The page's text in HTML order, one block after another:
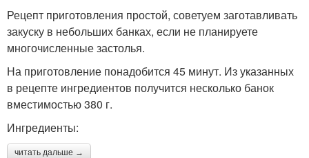
Рецепт приготовления простой, советуем заготавливать
закуску в небольших банках, если не планируете
многочисленные застолья.
На приготовление понадобится 45 минут. Из указанных
в рецепте ингредиентов получится несколько банок
вместимостью 380 г.
Ингредиенты:
читать дальше →